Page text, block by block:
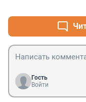
вразрез с
Гость
Войти